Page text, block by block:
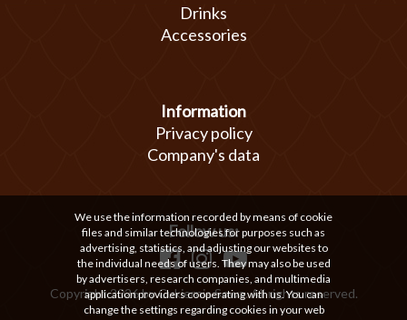
Drinks
Accessories
Information
Privacy policy
Company's data
Follow us:
Copyright 2026 by Cukiernia Sowa. All rights reserved.
We use the information recorded by means of cookie
files and similar technologies for purposes such as
advertising, statistics, and adjusting our websites to
the individual needs of users. They may also be used
by advertisers, research companies, and multimedia
application providers cooperating with us. You can
change the settings regarding cookies in your web